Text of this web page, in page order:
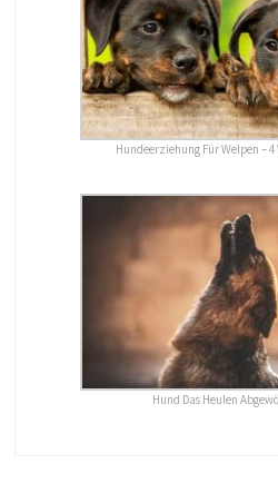
Hundeerziehung Für Welpen –
Hund Das Heulen